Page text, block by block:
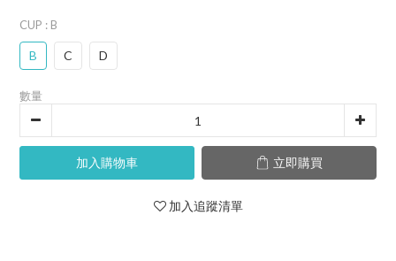
CUP : B
B C D
數量
加入購物車 立即購買
加入追蹤清單